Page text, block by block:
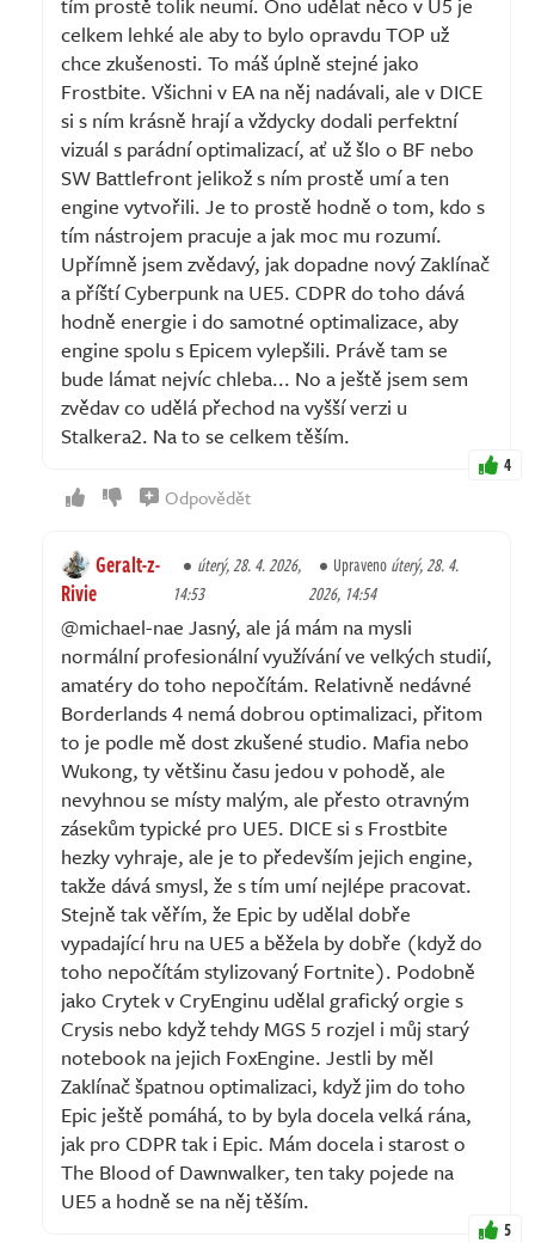
celkem lehké ale aby to bylo opravdu TOP už
chce zkušenosti. To máš úplně stejné jako
Frostbite. Všichni v EA na něj nadávali, ale v DICE
si s ním krásně hrají a vždycky dodali perfektní
vizuál s parádní optimalizací, ať už šlo o BF nebo
SW Battlefront jelikož s ním prostě umí a ten
engine vytvořili. Je to prostě hodně o tom, kdo s
tím nástrojem pracuje a jak moc mu rozumí.
Upřímně jsem zvědavý, jak dopadne nový Zaklínač
a příští Cyberpunk na UE5. CDPR do toho dává
hodně energie i do samotné optimalizace, aby
engine spolu s Epicem vylepšili. Právě tam se
bude lámat nejvíc chleba... No a ještě jsem sem
zvědav co udělá přechod na vyšší verzi u
Stalkera2. Na to se celkem těším.
4
Odpovědět
Geralt-z-
Rivie
úterý, 28. 4. 2026,
14:53
Upravenoúterý, 28. 4.
2026, 14:54
@michael-nae Jasný, ale já mám na mysli
normální profesionální využívání ve velkých studií,
amatéry do toho nepočítám. Relativně nedávné
Borderlands 4 nemá dobrou optimalizaci, přitom
to je podle mě dost zkušené studio. Mafia nebo
Wukong, ty většinu času jedou v pohodě, ale
nevyhnou se místy malým, ale přesto otravným
zásekům typické pro UE5. DICE si s Frostbite
hezky vyhraje, ale je to především jejich engine,
takže dává smysl, že s tím umí nejlépe pracovat.
Stejně tak věřím, že Epic by udělal dobře
vypadající hru na UE5 a běžela by dobře (když do
toho nepočítám stylizovaný Fortnite). Podobně
jako Crytek v CryEnginu udělal grafický orgie s
Crysis nebo když tehdy MGS 5 rozjel i můj starý
notebook na jejich FoxEngine. Jestli by měl
Zaklínač špatnou optimalizaci, když jim do toho
Epic ještě pomáhá, to by byla docela velká rána,
jak pro CDPR tak i Epic. Mám docela i starost o
The Blood of Dawnwalker, ten taky pojede na
UE5 a hodně se na něj těším.
5